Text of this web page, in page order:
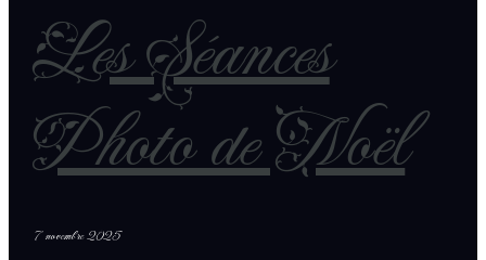
Les Séances
Photo de Noël
7 novembre 2025